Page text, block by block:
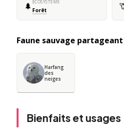
🌲 ÉCOSYSTÈME
Forêt
Faune sauvage
Harfang
des
neiges
Bienfaits et usages